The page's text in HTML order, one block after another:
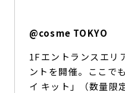
@cosme TOKYO
1Fエントランスエリ
ントを開催。ここで
イ キット」（数量限